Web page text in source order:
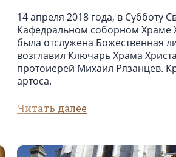
14 апреля 2018 года, в Субботу
Кафедральном соборном Храме
была отслужена Божественная
возглавил Ключарь Храма
протоиерей Михаил Рязанцев.
артоса.
Читать далее